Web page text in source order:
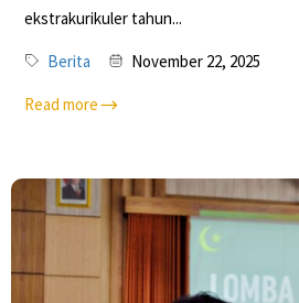
ekstrakurikuler tahun...
Berita November 22, 2025
Read more